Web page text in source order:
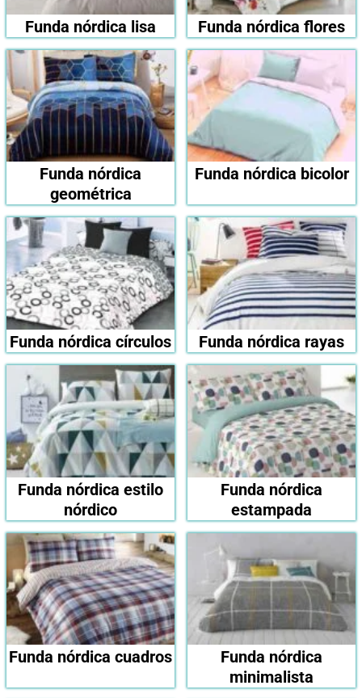
Funda nórdica lisa Funda nórdica flores
Funda nórdica
geométrica
Funda nórdica bicolor
Funda nórdica círculos Funda nórdica rayas
Funda nórdica estilo
nórdico
Funda nórdica
estampada
Funda nórdica cuadros
Funda nórdica
minimalista